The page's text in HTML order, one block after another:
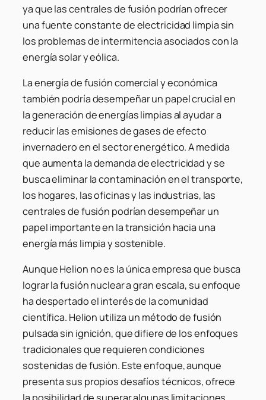
ya que las centrales de fusión podrían ofrecer
una fuente constante de electricidad limpia sin
los problemas de intermitencia asociados con la
energía solar y eólica.
La energía de fusión comercial y económica
también podría desempeñar un papel crucial en
la generación de energías limpias al ayudar a
reducir las emisiones de gases de efecto
invernadero en el sector energético. A medida
que aumenta la demanda de electricidad y se
busca eliminar la contaminación en el transporte,
los hogares, las oficinas y las industrias, las
centrales de fusión podrían desempeñar un
papel importante en la transición hacia una
energía más limpia y sostenible.
Aunque Helion no es la única empresa que busca
lograr la fusión nuclear a gran escala, su enfoque
ha despertado el interés de la comunidad
científica. Helion utiliza un método de fusión
pulsada sin ignición, que difiere de los enfoques
tradicionales que requieren condiciones
sostenidas de fusión. Este enfoque, aunque
presenta sus propios desafíos técnicos, ofrece